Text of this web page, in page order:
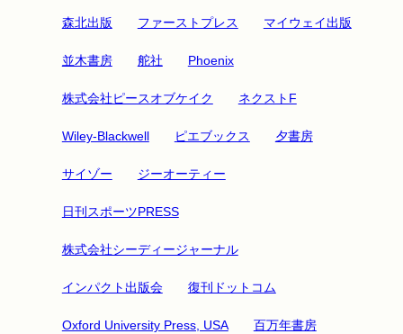
森北出版 ファーストプレス マイウェイ出版
並木書房 舵社 Phoenix
株式会社ピースオブケイク ネクストF
Wiley-Blackwell ピエブックス 夕書房
サイゾー ジーオーティー
日刊スポーツPRESS
株式会社シーディージャーナル
インパクト出版会 復刊ドットコム
Oxford University Press, USA 百万年書房